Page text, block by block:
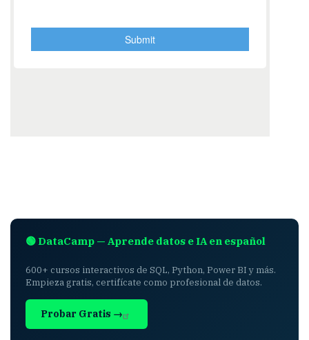
🟢 DataCamp — Aprende datos e IA en español
600+ cursos interactivos de SQL, Python, Power BI y más.
Empieza gratis, certifícate como profesional de datos.
Probar Gratis →